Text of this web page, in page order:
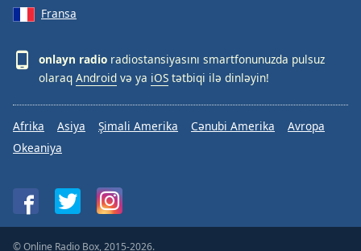
Fransa
onlayn radio radiostansiyasını smartfonunuzda pulsuz
olaraq Android və ya iOS tətbiqi ilə dinləyin!
Afrika Asiya Şimali Amerika Cənubi Amerika
Avropa
Okeaniya
© Online Radio Box, 2015-2026.